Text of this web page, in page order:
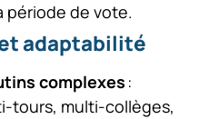
période de vote.
adaptabilité
complexes :
tours, multi-collèges,